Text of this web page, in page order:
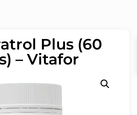
Plus (60
– Vitafor